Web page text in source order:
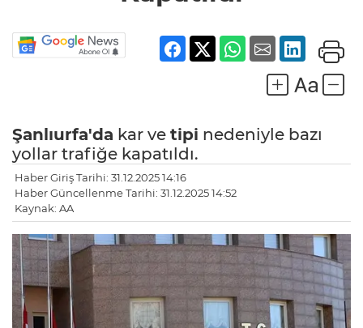
Şanlıurfa'da kar ve tipi nedeniyle bazı
yollar trafiğe kapatıldı.
Haber Giriş Tarihi: 31.12.2025 14:16
Haber Güncellenme Tarihi: 31.12.2025 14:52
Kaynak: AA